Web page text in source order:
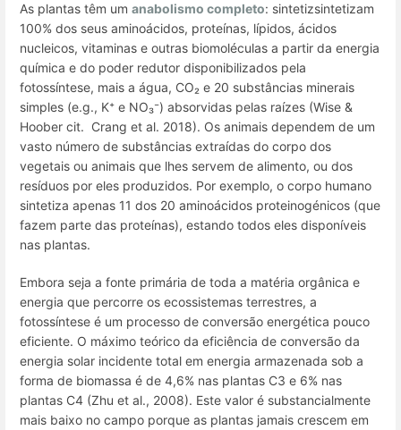
As plantas têm um anabolismo completo: sintetizsintetizam
100% dos seus aminoácidos, proteínas, lípidos, ácidos
nucleicos, vitaminas e outras biomoléculas a partir da energia
química e do poder redutor disponibilizados pela
fotossíntese, mais a água, CO₂ e 20 substâncias minerais
simples (e.g., K⁺ e NO₃⁻) absorvidas pelas raízes (Wise &
Hoober cit. Crang et al. 2018). Os animais dependem de um
vasto número de substâncias extraídas do corpo dos
vegetais ou animais que lhes servem de alimento, ou dos
resíduos por eles produzidos. Por exemplo, o corpo humano
sintetiza apenas 11 dos 20 aminoácidos proteinogénicos (que
fazem parte das proteínas), estando todos eles disponíveis
nas plantas.
Embora seja a fonte primária de toda a matéria orgânica e
energia que percorre os ecossistemas terrestres, a
fotossíntese é um processo de conversão energética pouco
eficiente. O máximo teórico da eficiência de conversão da
energia solar incidente total em energia armazenada sob a
forma de biomassa é de 4,6% nas plantas C3 e 6% nas
plantas C4 (Zhu et al., 2008). Este valor é substancialmente
mais baixo no campo porque as plantas jamais crescem em